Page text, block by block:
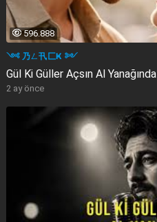
596.888
༺ 乃ㄥ卂匚Ҝ ༻
Gül Ki Güller Açsın Al Yanağında
2 ay önce